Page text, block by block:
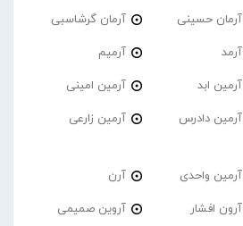
آرمان حسینی آرمان گرشاسبی
آرمد آرمیم
آرمین ابد آرمین امینی
آرمین دادرس آرمین زارعی
آرمین واحدی آرن
آرون افشار آروین صمیمی